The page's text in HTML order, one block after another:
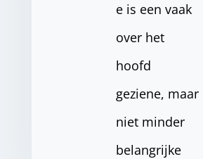
e is een vaak
over het
hoofd
geziene, maar
niet minder
belangrijke